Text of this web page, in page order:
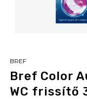
BREF
Bref Color
WC frissítő